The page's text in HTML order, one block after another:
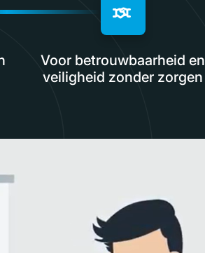
Voor betrouwbaarheid en
veiligheid zonder zorgen